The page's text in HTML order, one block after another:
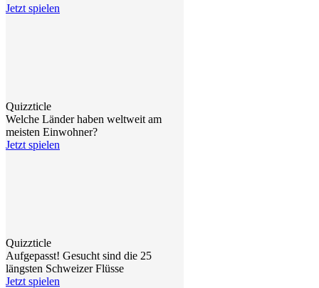
Jetzt spielen
Quizzticle
Welche Länder haben weltweit am
meisten Einwohner?
Jetzt spielen
Quizzticle
Aufgepasst! Gesucht sind die 25
längsten Schweizer Flüsse
Jetzt spielen